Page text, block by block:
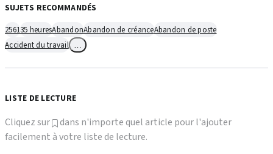
SUJETS RECOMMANDÉS
256135 heuresAbandonAbandon de créanceAbandon de poste
Accident du travail
LISTE DE LECTURE
Cliquez sur
dans n'importe quel article pour l'ajouter
facilement à votre liste de lecture.